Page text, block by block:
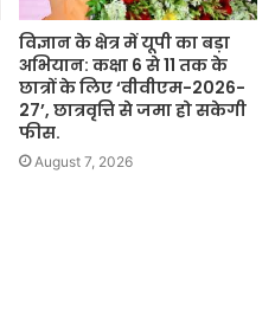
विज्ञान के क्षेत्र में यूपी का बड़ा
अभियान: कक्षा 6 से 11 तक के
छात्रों के लिए ‘वीवीएम-2026-
27’, छात्रवृत्ति से जमा हो सकेगी
फीस.
August 7, 2026